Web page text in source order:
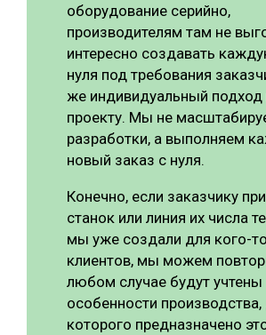
оборудование серийно,
производителям там не
интересно создавать
нуля под требования
же индивидуальный
проекту. Мы не
разработки, а выполняем
новый заказ с нуля.
Конечно, если заказчику
станок или линия их числа
мы уже создали для кого-
клиентов, мы можем
любом случае будут учтены
особенности производства,
которого предназначено